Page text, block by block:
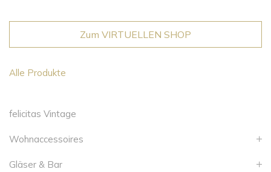
Zum VIRTUELLEN SHOP
Alle Produkte
felicitas Vintage
Wohnaccessoires
Gläser & Bar